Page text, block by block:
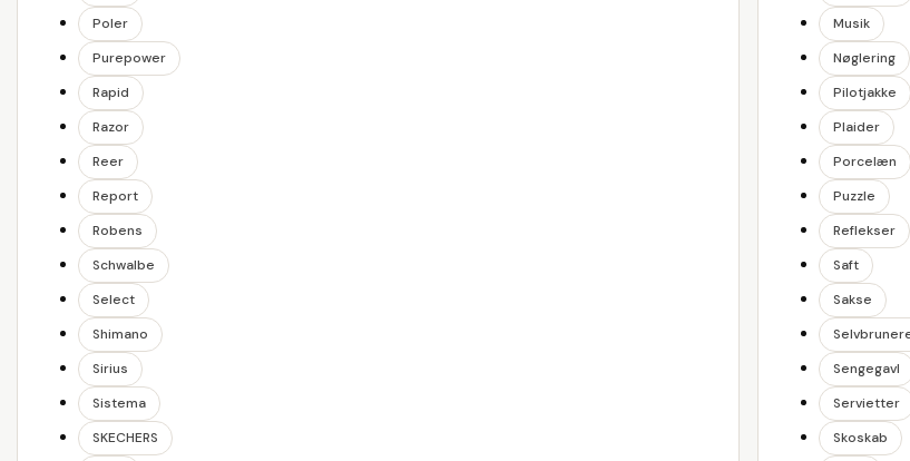
Poler
Purepower
Rapid
Razor
Reer
Report
Robens
Schwalbe
Select
Shimano
Sirius
Sistema
SKECHERS
Musik
Nøglering
Pilotjakke
Plaider
Porcelæn
Puzzle
Reflekser
Saft
Sakse
Sengegavl
Servietter
Skoskab